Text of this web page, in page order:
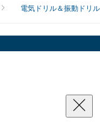
電気ドリル＆振動ドリル